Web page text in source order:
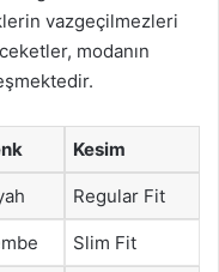
vazgeçilmezleri
modanın
Kesim
Regular Fit
Slim Fit